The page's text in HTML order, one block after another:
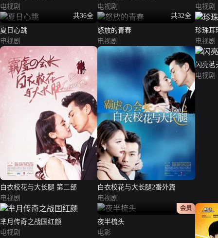
电视剧
电视剧
电视剧
共36全
夏日心跳
电视剧
共32全
怒放的青春
电视剧
珍珠耳
电视剧
白衣校花与大长腿 第二部
电视剧
白衣校花与大长腿2番外篇
电视剧
闪亮茗
电视剧
芈月传奇之战国红颜
电视剧
正片
会员
夜半梳头
电影